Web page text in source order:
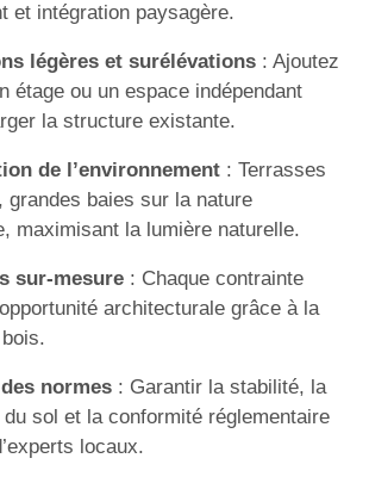
et intégration paysagère.
légères et surélévations: Ajoutez
étage ou un espace indépendant
la structure existante.
de l’environnement: Terrasses
grandes baies sur la nature
maximisant la lumière naturelle.
sur-mesure: Chaque contrainte
architecturale grâce à la
normes: Garantir la stabilité, la
sol et la conformité réglementaire
locaux.